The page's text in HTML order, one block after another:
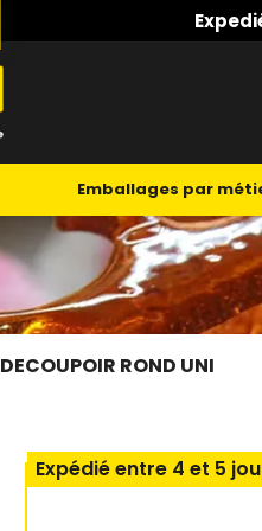
Emballages par
DECOUPOIR ROND UNI
Expédié entre 4 et 5